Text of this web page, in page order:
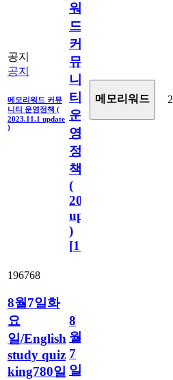
공지
공지
메모리워드 커뮤
니티 운영정책 (
2023.11.1 update
)
워
드
커
뮤
니
티
운
영
정
책
(
2023.11.1
update
)
[110
메모리워드
196768
8월7일화
요
일/English
study quiz
king780일
8
월
7
일